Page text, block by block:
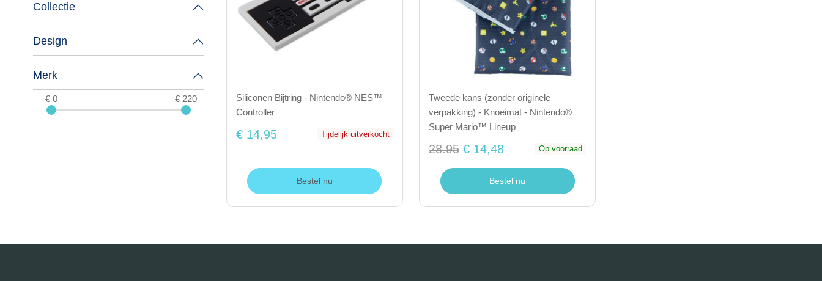
Collectie
Design
Merk
€ 0 € 220
Siliconen Bijtring - Nintendo® NES™
Controller
€ 14,95 Tijdelijk uitverkocht
Bestel nu
Tweede kans (zonder originele
verpakking) - Knoeimat - Nintendo®
Super Mario™ Lineup
28.95 € 14,48 Op voorraad
Bestel nu